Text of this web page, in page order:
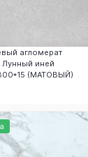
агломерат
Лунный иней
(МАТОВЫЙ)
Заказать